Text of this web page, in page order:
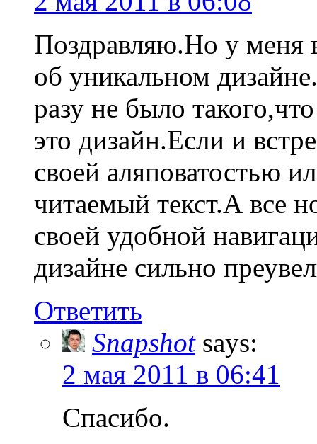
Поздравляю.Но у меня
об уникальном
разу не было
это дизайн.Если и
своей аляповатостью
читаемый текст.А все
своей удобной
дизайне сильно
Ответить
Snapshot says:
2 мая 2011 в 06:41
Спасибо.